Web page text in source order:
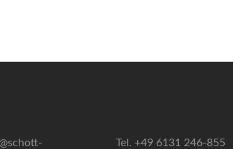
Tel. +49 6131 246-855